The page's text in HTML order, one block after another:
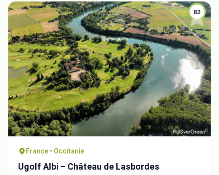
82
France • Occitanie
Ugolf Albi – Château de Lasbordes